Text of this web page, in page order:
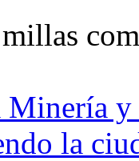
Minería
la